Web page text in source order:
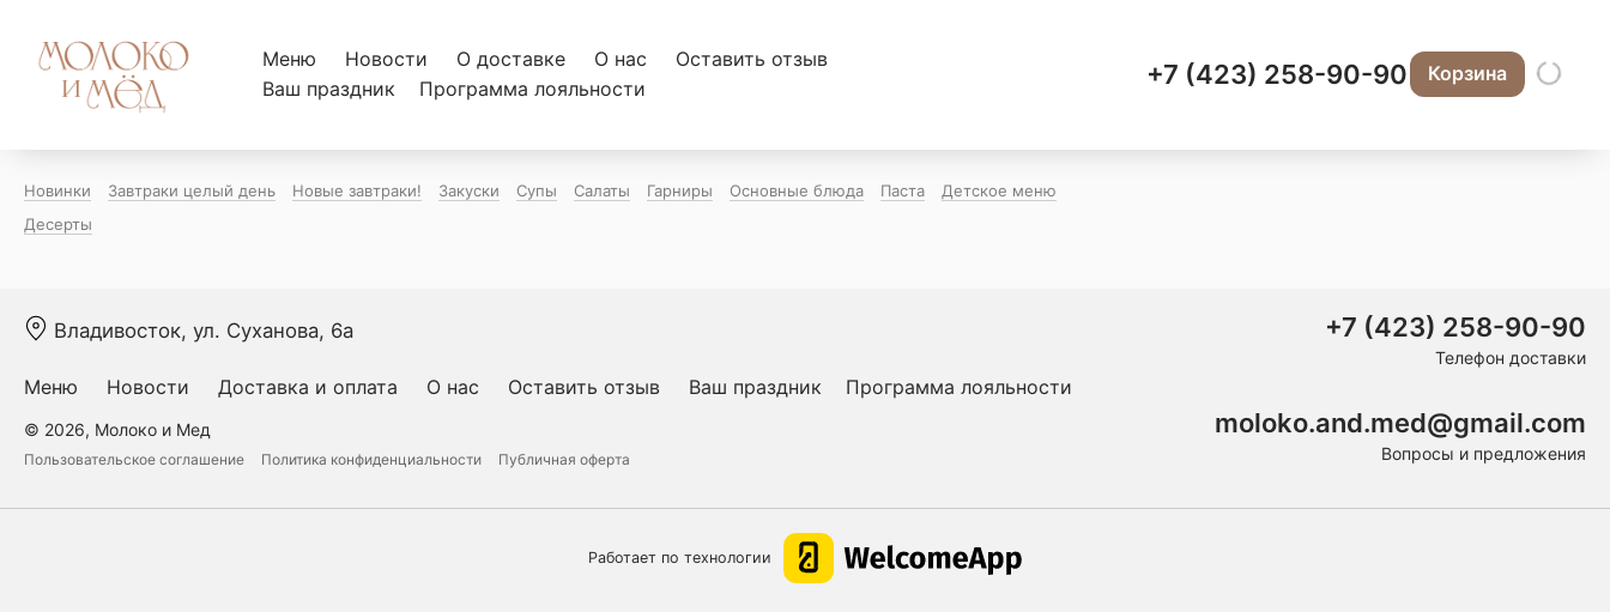
Меню Новости О доставке О нас
Оставить отзыв
Ваш праздник
Программа лояльности +7 (423) 258-90-90 Корзина
Новинки Завтраки целый день Новые завтраки! Закуски Супы Салаты Гарниры Основные блюда Паста
Детское меню
Десерты
Владивосток, ул. Суханова, 6а
Меню Новости Доставка и оплата О нас Оставить отзыв Ваш праздник Программа лояльности
© 2026, Молоко и Мед
Пользовательское соглашение Политика конфиденциальности Публичная оферта
+7 (423) 258-90-90
Телефон доставки
moloko.and.med@gmail.com
Вопросы и предложения
Работает по технологии